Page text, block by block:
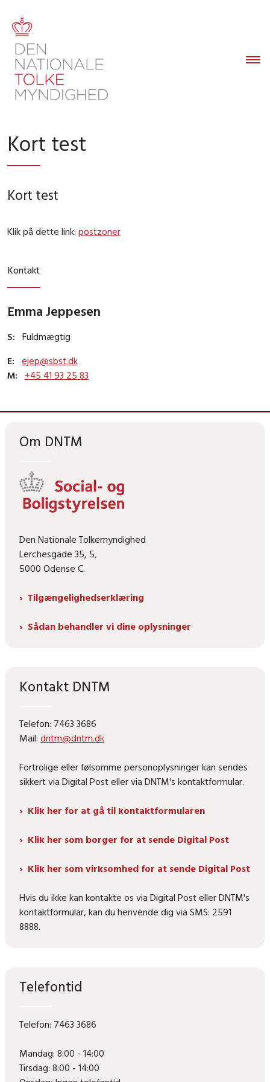
Kort test
Kort test
Klik på dette link: postzoner
Kontakt
Emma Jeppesen
S:
Fuldmægtig
E:
ejep@sbst.dk
M:
+45 41 93 25 83
Om DNTM
Den Nationale Tolkemyndighed
Lerchesgade 35, 5,
5000 Odense C.
Tilgængelighedserklæring
Sådan behandler vi dine oplysninger
Kontakt DNTM
Telefon: 7463 3686
Mail: dntm@dntm.dk
Fortrolige eller følsomme personoplysninger kan sendes
sikkert via Digital Post eller via DNTM's kontaktformular.
Klik her for at gå til kontaktformularen
Klik her som borger for at sende Digital Post
Klik her som virksomhed for at sende Digital Post
Hvis du ikke kan kontakte os via Digital Post eller DNTM's
kontaktformular, kan du henvende dig via SMS: 2591
8888.
Telefontid
Telefon: 7463 3686
Mandag: 8:00 - 14:00
Tirsdag: 8:00 - 14:00